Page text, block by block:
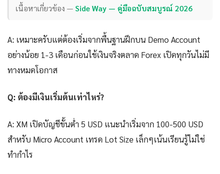
เนื้อหาเกี่ยวข้อง —Side Way — คู่มือฉบับสมบูรณ์ 2026
A: เหมาะครับแต่ต้องเริ่มจากพื้นฐานฝึกบน Demo Account
อย่างน้อย 1-3 เดือนก่อนใช้เงินจริงตลาด Forex เปิดทุกวันไม่มี
ทางหมดโอกาส
Q: ต้องมีเงินเริ่มต้นเท่าไหร่?
A: XM เปิดบัญชีขั้นต่ำ 5 USD แนะนำเริ่มจาก 100-500 USD
สำหรับ Micro Account เทรด Lot Size เล็กๆเน้นเรียนรู้ไม่ใช่
ทำกำไร